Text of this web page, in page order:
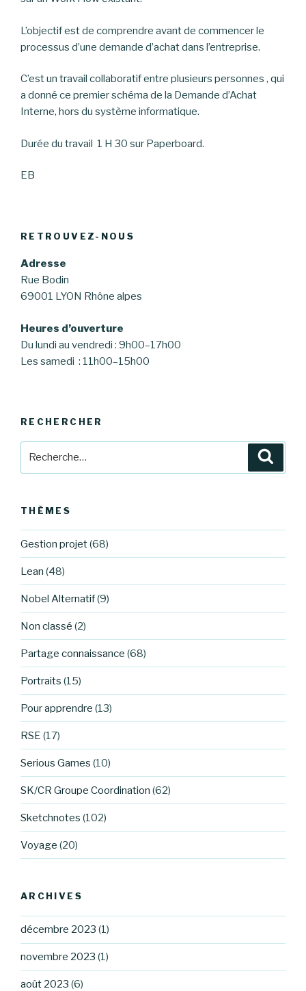
L’objectif est de comprendre avant de commencer le
processus d’une demande d’achat dans l’entreprise.
C’est un travail collaboratif entre plusieurs personnes , qui
a donné ce premier schéma de la Demande d’Achat
Interne, hors du système informatique.
Durée du travail 1 H 30 sur Paperboard.
EB
RETROUVEZ-NOUS
Adresse
Rue Bodin
69001 LYON Rhône alpes
Heures d’ouverture
Du lundi au vendredi : 9h00–17h00
Les samedi : 11h00–15h00
RECHERCHER
THÈMES
Gestion projet(68)
Lean (48)
Nobel Alternatif(9)
Non classé (2)
Partage connaissance (68)
Portraits (15)
Pour apprendre (13)
RSE (17)
Serious Games (10)
SK/CR Groupe Coordination (62)
Sketchnotes (102)
Voyage (20)
ARCHIVES
décembre 2023 (1)
novembre 2023 (1)
août 2023 (6)